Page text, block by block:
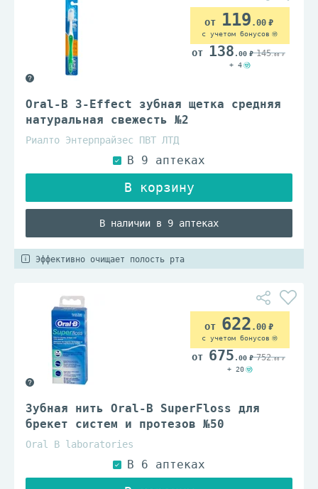
Oral-B 3-Effect зубная щетка средняя
натуральная свежесть №2
Риалто Энтерпрайзес ПВТ ЛТД
В наличии в 9 аптеках
119 .00
с учетом бонусов
138 .00 145.00
+ 4
Эффективно очищает полость рта
Зубная нить Oral-B SuperFloss для
брекет систем и протезов №50
Oral B laboratories
622 .00
с учетом бонусов
675 .00 752.00
+ 20